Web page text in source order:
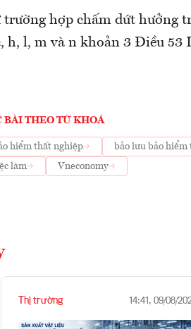
trường hợp chấm dứt hưởng
h, l, m và n khoản 3 Điều 53
BÀI THEO TỪ KHOÁ
hiểm thất nghiệp bảo lưu bảo hiểm
làm
Vneconomy
Thị trường 14:41, 09/08/